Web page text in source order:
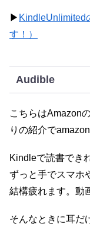
▶ KindleUnlimited
す！）
Audible
こちらはAmazon
りの紹介で
Kindleで読書でき
ずっと手でスマホ
結構疲れます。動
そんなときに耳だ